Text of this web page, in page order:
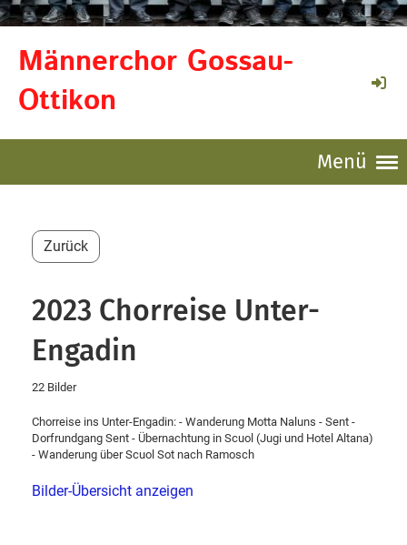
Männerchor Gossau-
Ottikon
Menü
Zurück
2023 Chorreise Unter-
Engadin
22 Bilder
Chorreise ins Unter-Engadin: - Wanderung Motta Naluns - Sent -
Dorfrundgang Sent - Übernachtung in Scuol (Jugi und Hotel Altana)
- Wanderung über Scuol Sot nach Ramosch
Bilder-Übersicht anzeigen